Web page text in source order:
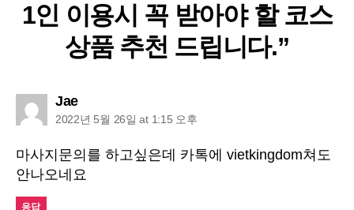
1인 이용시 꼭 받아야 할 코스
상품 추천 드립니다.”
Jaesays:
2022년 5월 26일 at 1:15 오후
마사지문의를 하고싶은데 카톡에 vietkingdom쳐도
안나오네요
응답